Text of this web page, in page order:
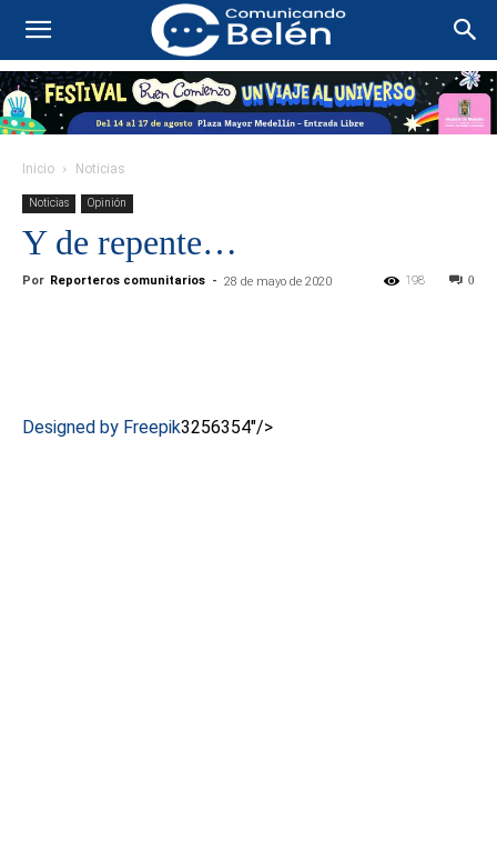
Inicio Noticias
Noticias Opinión
Y de repente…
Por Reporteros comunitarios - 28 de mayo de 2020 0
198
Designed by Freepik3256354"/>